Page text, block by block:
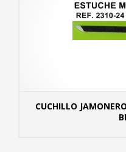
CUCHILLO